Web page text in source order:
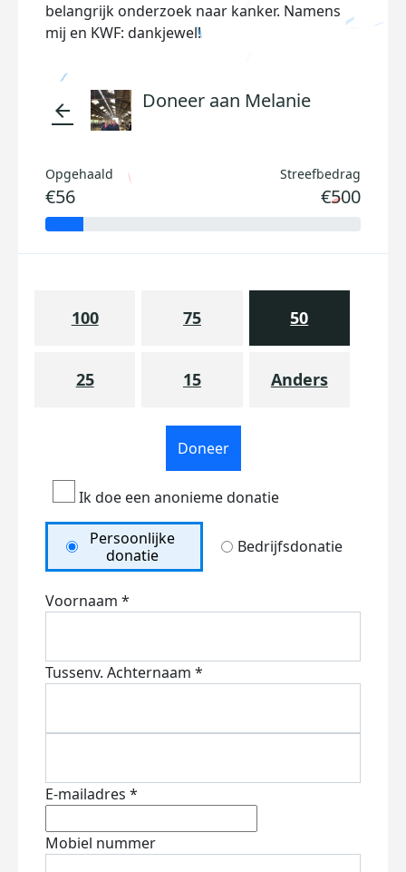
belangrijk onderzoek naar kanker. Namens
mij en KWF: dankjewel!
arrow_back Doneer aan Melanie
Opgehaald
€56
Streefbedrag
€500
100 75 50
25 15 Anders
Doneer
Ik doe een anonieme donatie
Persoonlijke
donatie
Bedrijfsdonatie
Voornaam *
Tussenv. Achternaam *
E-mailadres *
Mobiel nummer